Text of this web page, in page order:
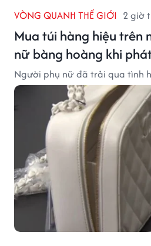
VÒNG QUANH THẾ GIỚI 2 giờ
Mua túi hàng hiệu trên
nữ bàng hoàng khi
Người phụ nữ đã trải qua tình